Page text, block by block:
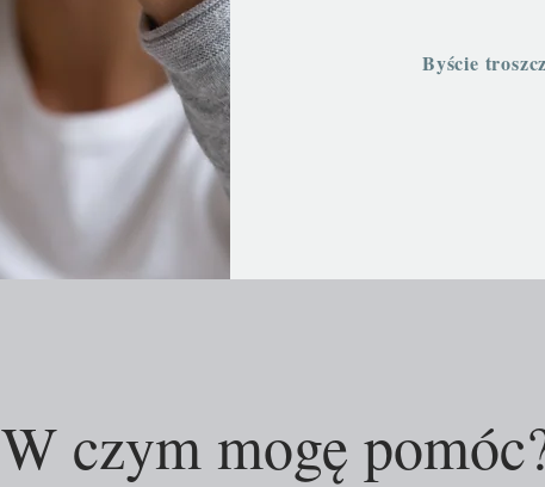
Byście
W czym mogę